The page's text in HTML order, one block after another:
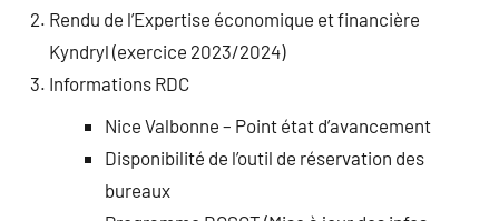
Rendu de l’Expertise économique et financière
Kyndryl (exercice 2023/2024)
Informations RDC
Nice Valbonne – Point état d’avancement
Disponibilité de l’outil de réservation des
bureaux